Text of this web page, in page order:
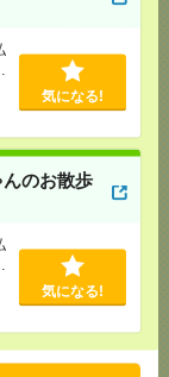
気になる!
んのお散歩
気になる!
歩付き添
気になる！
境！事